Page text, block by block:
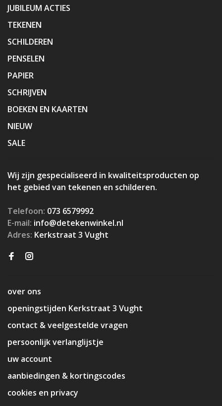
JUBILEUM ACTIES
TEKENEN
SCHILDEREN
PENSELEN
PAPIER
SCHRIJVEN
BOEKEN EN KAARTEN
NIEUW
SALE
Wij zijn gespecialiseerd in kwaliteitsproducten op
het gebied van tekenen en schilderen.
Telefoon: 073 6579992
E-mail: info@detekenwinkel.nl
Adres: Kerkstraat 3 Vught
over ons
openingstijden Kerkstraat 3 Vught
contact & veelgestelde vragen
persoonlijk verlanglijstje
uw account
aanbiedingen & kortingscodes
cookies en privacy